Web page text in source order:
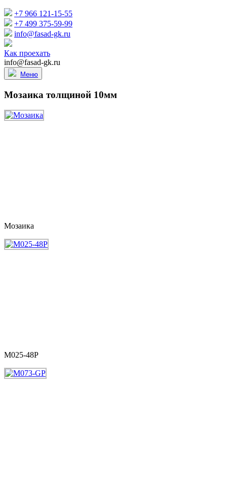
+7 966 121-15-55
+7 499 375-59-99
info@fasad-gk.ru
Как проехать
info@fasad-gk.ru
Меню
Мозаика толщиной 10мм
Мозаика
M025-48P